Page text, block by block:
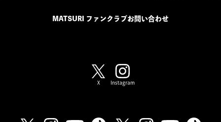
MATSURI ファンクラブ お問い合わせ
X Instagram